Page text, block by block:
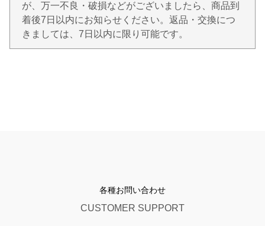
が、万一不良・破損などがございましたら、商品到
着後7日以内にお知らせください。返品・交換につ
きましては、7日以内に限り可能です。
各種お問い合わせ
CUSTOMER SUPPORT